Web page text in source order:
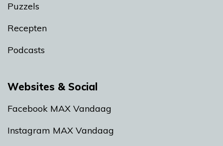
Puzzels
Recepten
Podcasts
Websites & Social
Facebook MAX Vandaag
Instagram MAX Vandaag